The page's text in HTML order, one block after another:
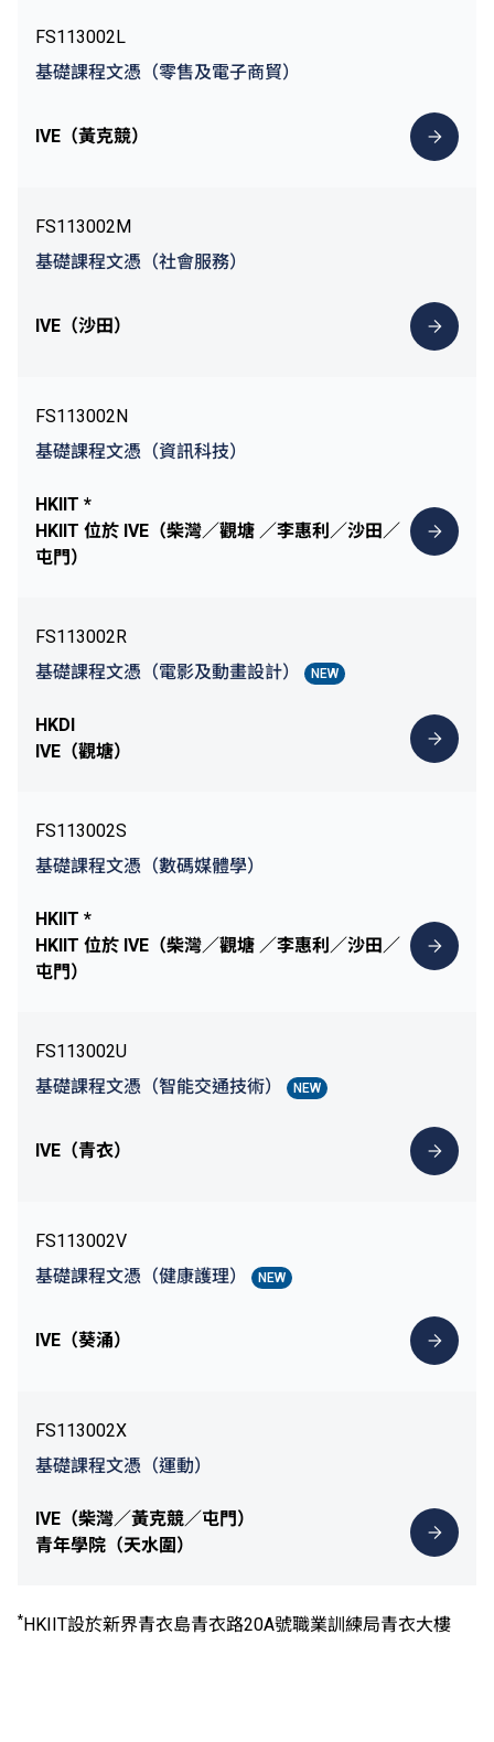
FS113002L
基礎課程文憑（零售及電子商貿）
IVE（黃克競）
FS113002M
基礎課程文憑（社會服務）
IVE（沙田）
FS113002N
基礎課程文憑（資訊科技）
HKIIT *
HKIIT 位於 IVE（柴灣／觀塘 ／李惠利／沙田／
屯門）
FS113002R
基礎課程文憑（電影及動畫設計）
NEW
HKDI
IVE（觀塘）
FS113002S
基礎課程文憑（數碼媒體學）
HKIIT *
HKIIT 位於 IVE（柴灣／觀塘 ／李惠利／沙田／
屯門）
FS113002U
基礎課程文憑（智能交通技術）
NEW
IVE（青衣）
FS113002V
基礎課程文憑（健康護理）
NEW
IVE（葵涌）
FS113002X
基礎課程文憑（運動）
IVE（柴灣／黃克競／屯門）
青年學院（天水圍）
*HKIIT設於新界青衣島青衣路20A號職業訓練局青衣大樓